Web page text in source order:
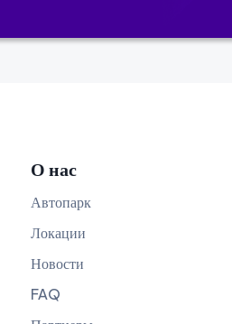
О нас
Автопарк
Локации
Новости
FAQ